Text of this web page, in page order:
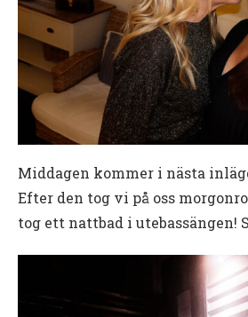
Middagen kommer i nästa
Efter den tog vi på oss
tog ett nattbad i utebassängen!